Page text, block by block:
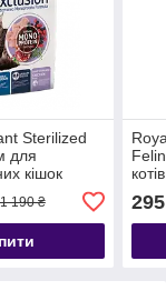
Sterilized
для
кішок
з куркою 1,5
1 190 ₴ 295